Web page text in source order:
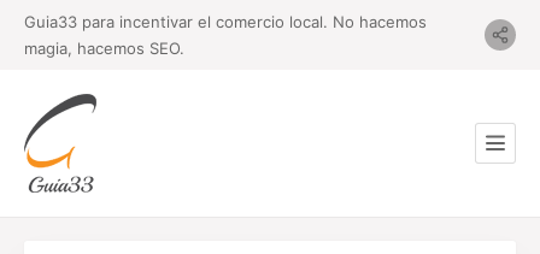
Guia33 para incentivar el comercio local. No hacemos
magia, hacemos SEO.